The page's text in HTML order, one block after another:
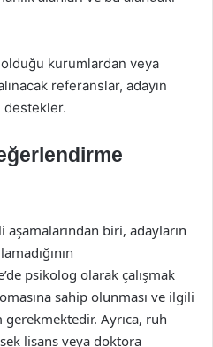
olduğu kurumlardan veya
referanslar, adayın
biri, adayların
psikolog olarak çalışmak
sahip olunması ve ilgili
gerekmektedir. Ayrıca, ruh
lisans veya doktora